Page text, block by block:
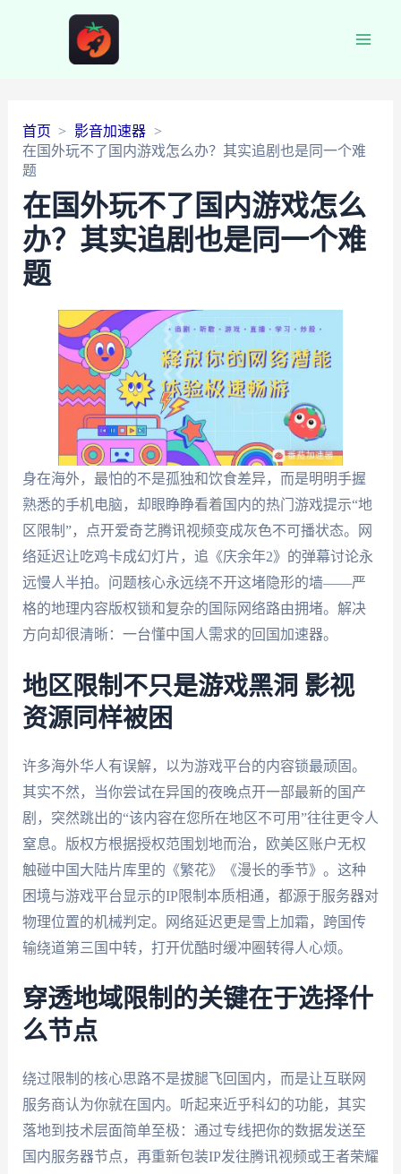
首页
影音加速器
在国外玩不了国内游戏怎么办？其实追剧也是同一个难
题
在国外玩不了国内游戏怎么
办？其实追剧也是同一个难
题
身在海外，最怕的不是孤独和饮食差异，而是明明手握
熟悉的手机电脑，却眼睁睁看着国内的热门游戏提示“地
区限制”，点开爱奇艺腾讯视频变成灰色不可播状态。网
络延迟让吃鸡卡成幻灯片，追《庆余年2》的弹幕讨论永
远慢人半拍。问题核心永远绕不开这堵隐形的墙——严
格的地理内容版权锁和复杂的国际网络路由拥堵。解决
方向却很清晰：一台懂中国人需求的回国加速器。
地区限制不只是游戏黑洞 影视
资源同样被困
许多海外华人有误解，以为游戏平台的内容锁最顽固。
其实不然，当你尝试在异国的夜晚点开一部最新的国产
剧，突然跳出的“该内容在您所在地区不可用”往往更令人
窒息。版权方根据授权范围划地而治，欧美区账户无权
触碰中国大陆片库里的《繁花》《漫长的季节》。这种
困境与游戏平台显示的IP限制本质相通，都源于服务器对
物理位置的机械判定。网络延迟更是雪上加霜，跨国传
输绕道第三国中转，打开优酷时缓冲圈转得人心烦。
穿透地域限制的关键在于选择什
么节点
绕过限制的核心思路不是拔腿飞回国内，而是让互联网
服务商认为你就在国内。听起来近乎科幻的功能，其实
落地到技术层面简单至极：通过专线把你的数据发送至
国内服务器节点，再重新包装IP发往腾讯视频或王者荣耀